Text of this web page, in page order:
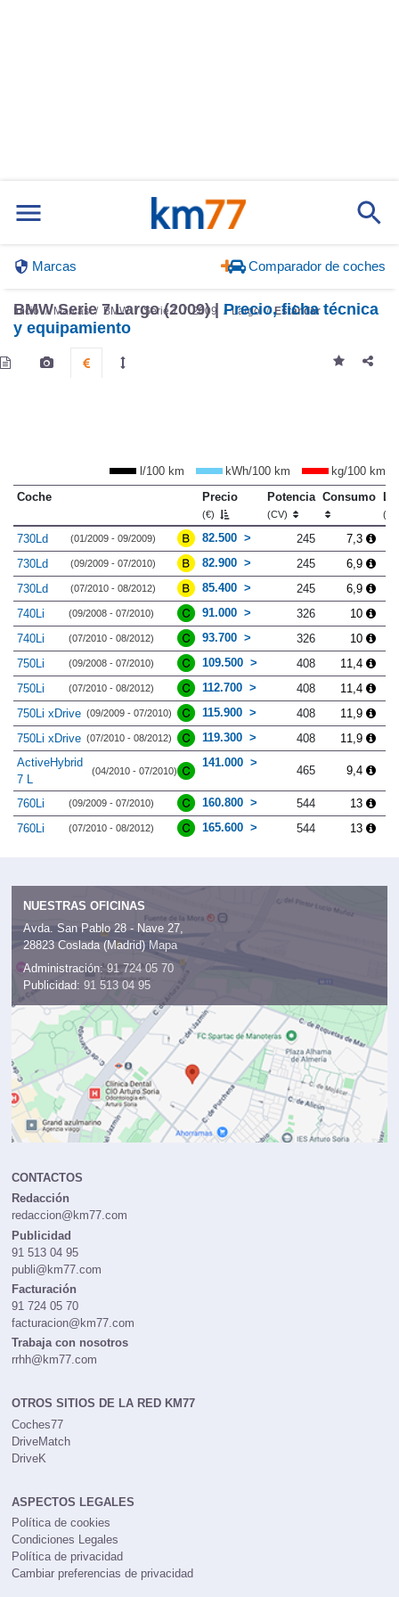
Marcas Comparador de coches
Inicio Marcas BMW Serie 7 2009 Largo Estándar
BMW Serie 7 Largo (2009) | Precio, ficha técnica
y equipamiento
l/100 km kWh/100 km
kg/100 km
Coche
Precio
(€)
Potencia
(CV)
Consumo
730Ld (01/2009 - 09/2009) 82.500 245
7,3
730Ld
(09/2009 - 07/2010) 82.900 245
6,9
730Ld
(07/2010 - 08/2012) 85.400 245
6,9
740Li
(09/2008 - 07/2010) 91.000 326
10
740Li
(07/2010 - 08/2012) 93.700 326
10
750Li
(09/2008 - 07/2010) 109.500 408
11,4
750Li
(07/2010 - 08/2012) 112.700 408
11,4
750Li xDrive (09/2009 - 07/2010) 115.900 408
11,9
750Li xDrive (07/2010 - 08/2012) 119.300 408
11,9
ActiveHybrid
7 L
(04/2010 - 07/2010)
141.000
465 9,4
760Li (09/2009 - 07/2010) 160.800 544
13
760Li
(07/2010 - 08/2012) 165.600 544 13
NUESTRAS OFICINAS
Avda. San Pablo 28 - Nave 27,
28823 Coslada (Madrid) Mapa
Administración: 91 724 05 70
Publicidad: 91 513 04 95
CONTACTOS
Redacción
redaccion@km77.com
Publicidad
91 513 04 95
publi@km77.com
Facturación
91 724 05 70
facturacion@km77.com
Trabaja con nosotros
rrhh@km77.com
OTROS SITIOS DE LA RED KM77
Coches77
DriveMatch
DriveK
ASPECTOS LEGALES
Política de cookies
Condiciones Legales
Política de privacidad
Cambiar preferencias de privacidad